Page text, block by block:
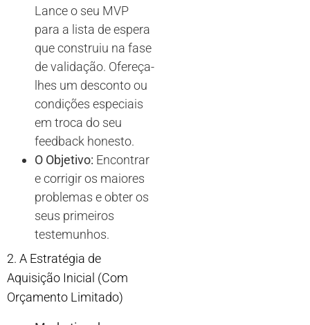
Lance o seu MVP
para a lista de espera
que construiu na fase
de validação. Ofereça-
lhes um desconto ou
condições especiais
em troca do seu
feedback honesto.
O Objetivo: Encontrar
e corrigir os maiores
problemas e obter os
seus primeiros
testemunhos.
2. A Estratégia de
Aquisição Inicial (Com
Orçamento Limitado)